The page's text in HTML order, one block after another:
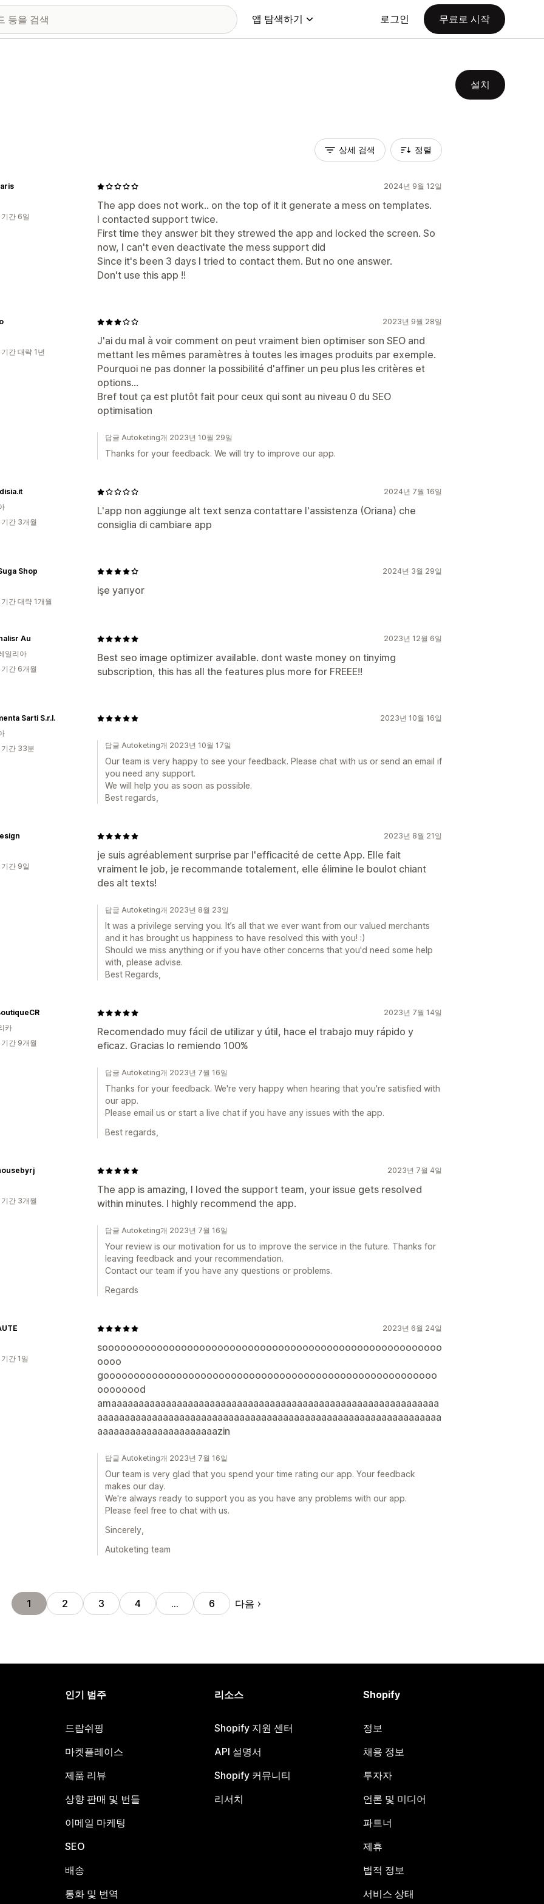
앱 탐색하기 로그인 무료로 시작
설치
상세 검색 정렬
2024년 9월 12일
The app does not work.. on the top of it it generate a mess on templates.
I contacted support twice.
First time they answer bit they strewed the app and locked the screen. So
now, I can't even deactivate the mess support did
Since it's been 3 days I tried to contact them. But no one answer.
Don't use this app !!
간 6일
2023년 9월 28일
J'ai du mal à voir comment on peut vraiment bien optimiser son SEO and
mettant les mêmes paramètres à toutes les images produits par exemple.
Pourquoi ne pas donner la possibilité d'affiner un peu plus les critères et
options...
Bref tout ça est plutôt fait pour ceux qui sont au niveau 0 du SEO
optimisation
간 대략 1년
답글 Autoketing개 2023년 10월 29일
Thanks for your feedback. We will try to improve our app.
2024년 7월 16일
L'app non aggiunge alt text senza contattare l'assistenza (Oriana) che
consiglia di cambiare app
간 3개월
2024년 3월 29일
işe yarıyor
Shop
간 대략 1개월
2023년 12월 6일
Best seo image optimizer available. dont waste money on tinyimg
subscription, this has all the features plus more for FREEE!!
Au
일리아
간 6개월
2023년 10월 16일
Sarti S.r.l.
간 33분
답글 Autoketing개 2023년 10월 17일
Our team is very happy to see your feedback. Please chat with us or send an email if
you need any support.
We will help you as soon as possible.
Best regards,
2023년 8월 21일
je suis agréablement surprise par l'efficacité de cette App. Elle fait
vraiment le job, je recommande totalement, elle élimine le boulot chiant
des alt texts!
간 9일
답글 Autoketing개 2023년 8월 23일
It was a privilege serving you. It’s all that we ever want from our valued merchants
and it has brought us happiness to have resolved this with you! :)
Should we miss anything or if you have other concerns that you'd need some help
with, please advise.
Best Regards,
2023년 7월 14일
Recomendado muy fácil de utilizar y útil, hace el trabajo muy rápido y
eficaz. Gracias lo remiendo 100%
카
간 9개월
답글 Autoketing개 2023년 7월 16일
Thanks for your feedback. We're very happy when hearing that you're satisfied with
our app.
Please email us or start a live chat if you have any issues with the app.
Best regards,
2023년 7월 4일
The app is amazing, I loved the support team, your issue gets resolved
within minutes. I highly recommend the app.
간 3개월
답글 Autoketing개 2023년 7월 16일
Your review is our motivation for us to improve the service in the future. Thanks for
leaving feedback and your recommendation.
Contact our team if you have any questions or problems.
Regards
2023년 6월 24일
soooooooooooooooooooooooooooooooooooooooooooooooooooooooo
oooo
gooooooooooooooooooooooooooooooooooooooooooooooooooooooo
oooooood
amaaaaaaaaaaaaaaaaaaaaaaaaaaaaaaaaaaaaaaaaaaaaaaaaaaaaaaaaaaaa
aaaaaaaaaaaaaaaaaaaaaaaaaaaaaaaaaaaaaaaaaaaaaaaaaaaaaaaaaaaaaaa
aaaaaaaaaaaaaaaaaaaaaazin
간 1일
답글 Autoketing개 2023년 7월 16일
Our team is very glad that you spend your time rating our app. Your feedback
makes our day.
We're always ready to support you as you have any problems with our app.
Please feel free to chat with us.
Sincerely,
Autoketing team
1 2 3 4 … 6 다음
인기 범주
드랍쉬핑
마켓플레이스
제품 리뷰
상향 판매 및 번들
이메일 마케팅
SEO
배송
통화 및 번역
리소스
Shopify 지원 센터
API 설명서
Shopify 커뮤니티
리서치
Shopify
정보
채용 정보
투자자
언론 및 미디어
파트너
제휴
법적 정보
서비스 상태